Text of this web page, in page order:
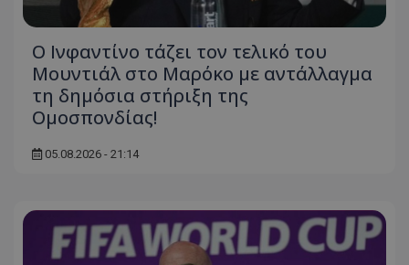
Ο Ινφαντίνο τάζει τον τελικό του
Μουντιάλ στο Μαρόκο με αντάλλαγμα
τη δημόσια στήριξη της
Ομοσπονδίας!
05.08.2026 - 21:14